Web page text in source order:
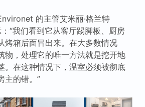
的主管艾米丽·格兰特
“我们看到它从客厅踢脚板、厨房
烤箱后面冒出来。在大多数情况
物，处理它的唯一方法就是挖开地
。在这种情况下，温室必须被彻底
主的错。”